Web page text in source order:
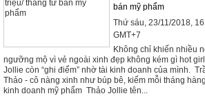
bán mỹ phẩm
Thứ sáu, 23/11/2018,
GMT+7
Không chỉ khiến nhiều
ngưỡng mộ vì vẻ ngoài xinh đẹp không kém gì hot
Jollie còn “ghi điểm” nhờ tài kinh doanh của mình.
Thảo - cô nàng xinh như búp bê, kiếm mỗi tháng
kinh doanh mỹ phẩm Thảo Jollie tên...